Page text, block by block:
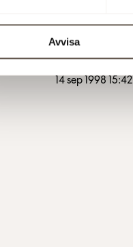
Avvisa
14 sep 1998 15:42